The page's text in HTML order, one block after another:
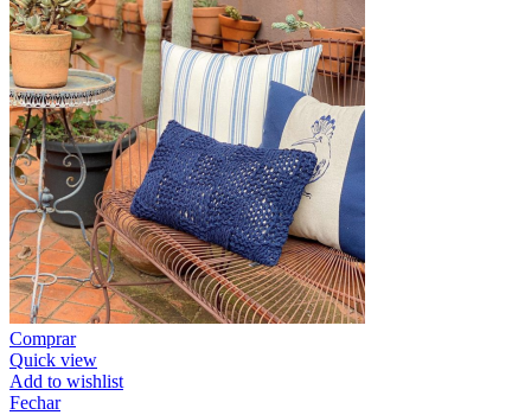
Comprar
Quick view
Add to wishlist
Fechar